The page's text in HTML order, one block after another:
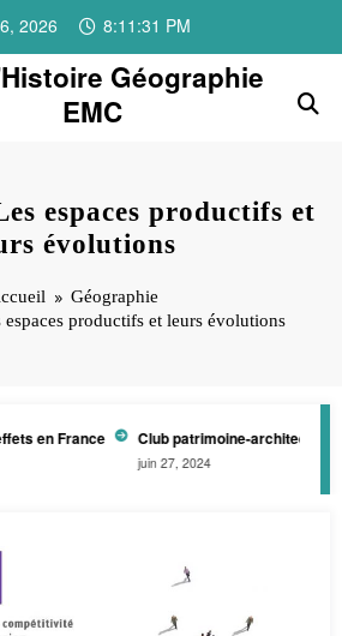
2026 8:11:32 PM
Géographie
EMC
espaces productifs et
évolutions
Géographie
productifs et leurs évolutions
en France Club patrimoine-architecture: La
juin 27, 2024